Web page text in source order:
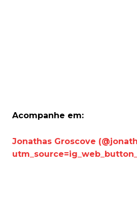
Acompanhe em:
Jonathas Groscove